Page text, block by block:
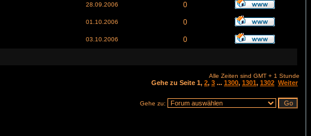
28.09.2006 0
01.10.2006 0
03.10.2006 0
Alle Zeiten sind GMT + 1 Stunde
Gehe zu Seite 1, 2, 3 ... 1300, 1301, 1302 Weiter
Gehe zu: